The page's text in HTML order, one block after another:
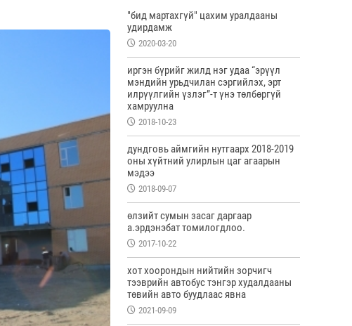
"бид мартахгүй" цахим уралдааны
удирдамж
2020-03-20
иргэн бүрийг жилд нэг удаа “эрүүл
мэндийн урьдчилан сэргийлэх, эрт
илрүүлгийн үзлэг”-т үнэ төлбөргүй
хамруулна
2018-10-23
дундговь аймгийн нутгаарх 2018-2019
оны хүйтний улирлын цаг агаарын
мэдээ
2018-09-07
өлзийт сумын засаг даргаар
а.эрдэнэбат томилогдлоо.
2017-10-22
хот хоорондын нийтийн зорчигч
тээврийн автобус тэнгэр худалдааны
төвийн авто буудлаас явна
2021-09-09